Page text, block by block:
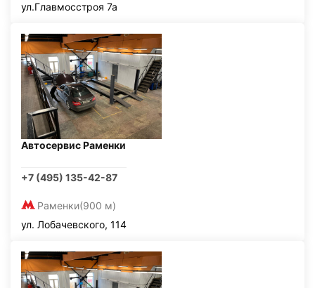
ул.Главмосстроя 7а
Автосервис Раменки
+7 (495) 135-42-87
Раменки(900 м)
ул. Лобачевского, 114